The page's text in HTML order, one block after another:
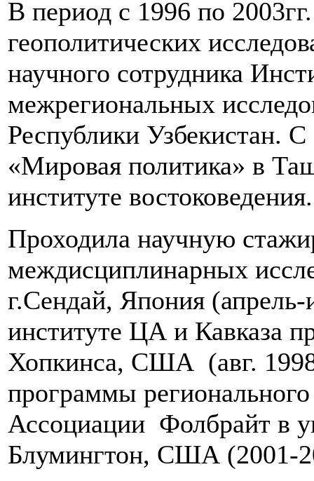
В период с 1996 по
геополитических
научного сотрудника
межрегиональных
Республики Узбекистан. С
«Мировая политика» в
институте востоковедения.
Проходила научную
междисциплинарных
г.Сендай, Япония
институте ЦА и Кавказа
Хопкинса, США (авг.
программы
Ассоциации Фолбрайт в
Блумингтон, США (2001-